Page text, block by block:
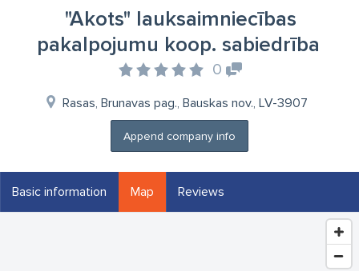
"Akots" lauksaimniecības
pakalpojumu koop. sabiedrība
0
Rasas, Brunavas pag., Bauskas nov., LV-3907
Append company info
Basic information Map Reviews